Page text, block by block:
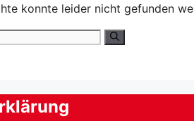
konnte leider nicht gefunden